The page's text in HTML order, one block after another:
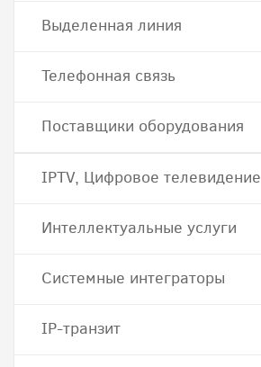
Выделенная линия
Телефонная связь
Поставщики оборудования
IPTV, Цифровое телевидение
Интеллектуальные услуги
Системные интеграторы
IP-транзит